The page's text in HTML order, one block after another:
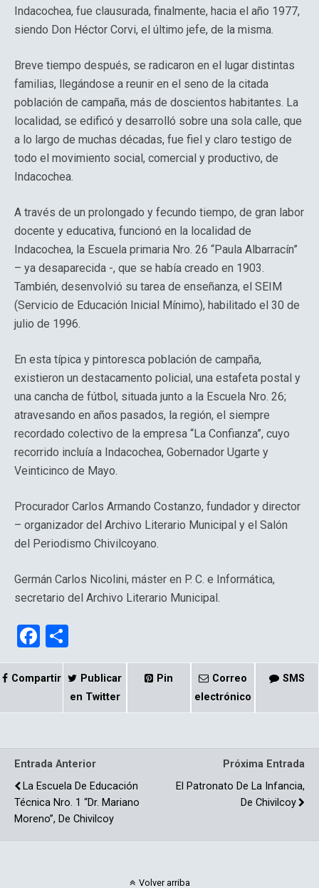
Indacochea, fue clausurada, finalmente, hacia el año 1977,
siendo Don Héctor Corvi, el último jefe, de la misma.
Breve tiempo después, se radicaron en el lugar distintas
familias, llegándose a reunir en el seno de la citada
población de campaña, más de doscientos habitantes. La
localidad, se edificó y desarrolló sobre una sola calle, que
a lo largo de muchas décadas, fue fiel y claro testigo de
todo el movimiento social, comercial y productivo, de
Indacochea.
A través de un prolongado y fecundo tiempo, de gran labor
docente y educativa, funcionó en la localidad de
Indacochea, la Escuela primaria Nro. 26 “Paula Albarracín”
– ya desaparecida -, que se había creado en 1903.
También, desenvolvió su tarea de enseñanza, el SEIM
(Servicio de Educación Inicial Mínimo), habilitado el 30 de
julio de 1996.
En esta típica y pintoresca población de campaña,
existieron un destacamento policial, una estafeta postal y
una cancha de fútbol, situada junto a la Escuela Nro. 26;
atravesando en años pasados, la región, el siempre
recordado colectivo de la empresa “La Confianza”, cuyo
recorrido incluía a Indacochea, Gobernador Ugarte y
Veinticinco de Mayo.
Procurador Carlos Armando Costanzo, fundador y director
– organizador del Archivo Literario Municipal y el Salón
del Periodismo Chivilcoyano.
Germán Carlos Nicolini, máster en P. C. e Informática,
secretario del Archivo Literario Municipal.
F
a
ce
k
o
m
p
Compartir
Publicar
en Twitter
Pin
Correo
electrónico
SMS
Entrada Anterior
La Escuela De Educación
Técnica Nro. 1 “Dr. Mariano
Moreno”, De Chivilcoy
Próxima Entrada
El Patronato De La Infancia,
De Chivilcoy
Volver arriba